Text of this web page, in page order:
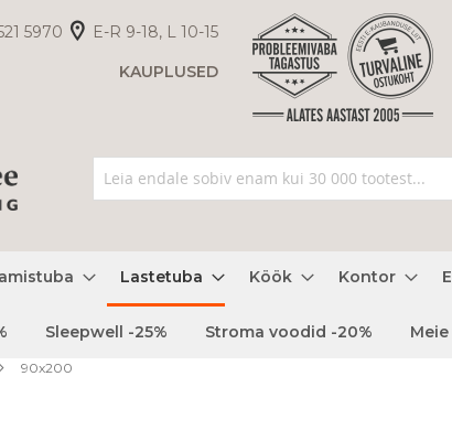
5970
E-R 9-18, L 10-15
KAUPLUSED
Lastetuba Köök Kontor
Sleepwell -25% Stroma voodid -20%
90x200